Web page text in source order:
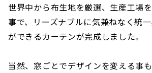
世界中から布生地を厳選、生産工場
事で、リーズナブルに気兼ねなく統
ができるカーテンが完成しました。
当然、窓ごとでデザインを変える事